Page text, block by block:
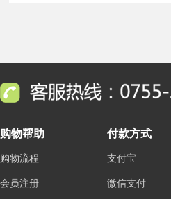
购物帮助
购物流程
会员注册
付款方式
支付宝
微信支付